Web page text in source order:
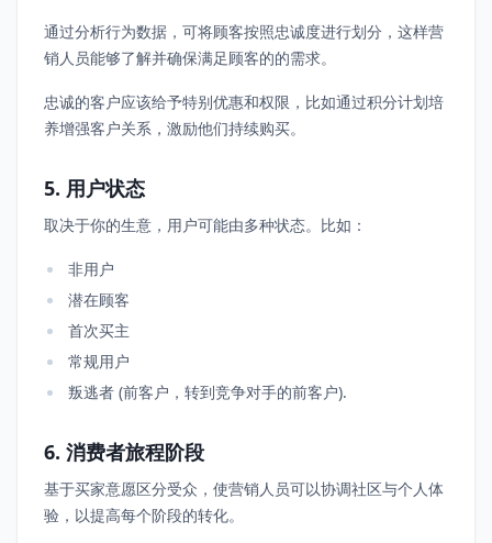
通过分析行为数据，可将顾客按照忠诚度进行划分，这样营
销人员能够了解并确保满足顾客的的需求。
忠诚的客户应该给予特别优惠和权限，比如通过积分计划培
养增强客户关系，激励他们持续购买。
5. 用户状态
取决于你的生意，用户可能由多种状态。比如：
非用户
潜在顾客
首次买主
常规用户
叛逃者 (前客户，转到竞争对手的前客户).
6. 消费者旅程阶段
基于买家意愿区分受众，使营销人员可以协调社区与个人体
验，以提高每个阶段的转化。